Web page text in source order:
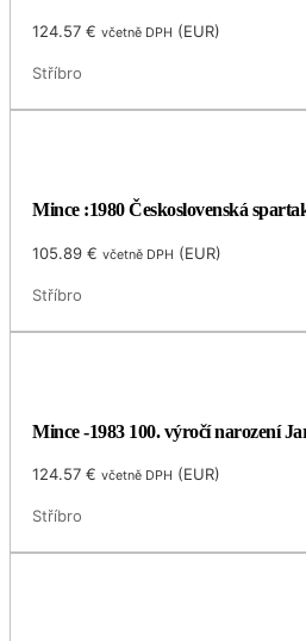
124.57€ včetně DPH (EUR)
Stříbro
Mince :1980 Československá
105.89€ včetně DPH (EUR)
Stříbro
Mince -1983 100. výročí narození
124.57€ včetně DPH (EUR)
Stříbro